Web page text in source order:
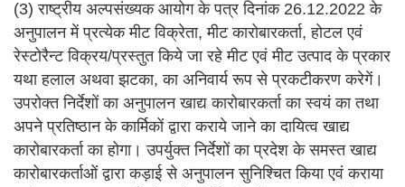
(3) राष्ट्रीय अल्पसंख्यक आयोग के पत्र दिनांक 26.12.2022 के
अनुपालन में प्रत्येक मीट विक्रेता, मीट कारोबारकर्ता, होटल एवं
रेस्टोरैन्ट विक्रय/प्रस्तुत किये जा रहे मीट एवं मीट उत्पाद के प्रकार
यथा हलाल अथवा झटका, का अनिवार्य रूप से प्रकटीकरण करेगें।
उपरोक्त निर्देशों का अनुपालन खाद्य कारोबारकर्ता का स्वयं का तथा
अपने प्रतिष्ठान के कार्मिकों द्वारा कराये जाने का दायित्व खाद्य
कारोबारकर्ता का होगा। उपर्युक्त निर्देशों का प्रदेश के समस्त खाद्य
कारोबारकर्ताओं द्वारा कड़ाई से अनुपालन सुनिश्चित किया एवं कराया